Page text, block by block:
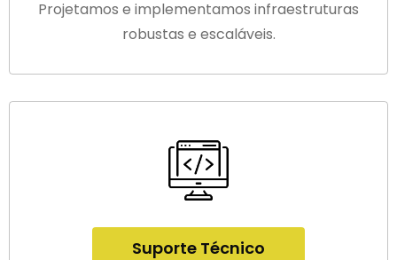
Projetamos e implementamos infraestruturas
robustas e escaláveis.
Suporte Técnico